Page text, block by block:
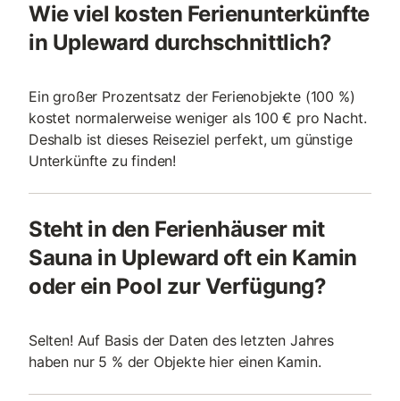
Wie viel kosten Ferienunterkünfte
in Upleward durchschnittlich?
Ein großer Prozentsatz der Ferienobjekte (100 %)
kostet normalerweise weniger als 100 € pro Nacht.
Deshalb ist dieses Reiseziel perfekt, um günstige
Unterkünfte zu finden!
Steht in den Ferienhäuser mit
Sauna in Upleward oft ein Kamin
oder ein Pool zur Verfügung?
Selten! Auf Basis der Daten des letzten Jahres
haben nur 5 % der Objekte hier einen Kamin.